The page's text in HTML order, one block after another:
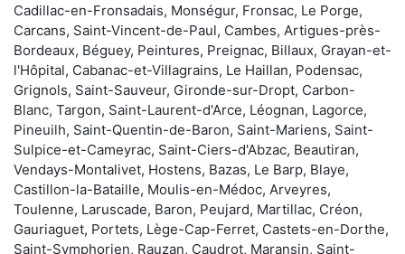
Cadillac-en-Fronsadais, Monségur, Fronsac, Le Porge,
Carcans, Saint-Vincent-de-Paul, Cambes, Artigues-près-
Bordeaux, Béguey, Peintures, Preignac, Billaux, Grayan-et-
l'Hôpital, Cabanac-et-Villagrains, Le Haillan, Podensac,
Grignols, Saint-Sauveur, Gironde-sur-Dropt, Carbon-
Blanc, Targon, Saint-Laurent-d'Arce, Léognan, Lagorce,
Pineuilh, Saint-Quentin-de-Baron, Saint-Mariens, Saint-
Sulpice-et-Cameyrac, Saint-Ciers-d'Abzac, Beautiran,
Vendays-Montalivet, Hostens, Bazas, Le Barp, Blaye,
Castillon-la-Bataille, Moulis-en-Médoc, Arveyres,
Toulenne, Laruscade, Baron, Peujard, Martillac, Créon,
Gauriaguet, Portets, Lège-Cap-Ferret, Castets-en-Dorthe,
Saint-Symphorien, Rauzan, Caudrot, Maransin, Saint-